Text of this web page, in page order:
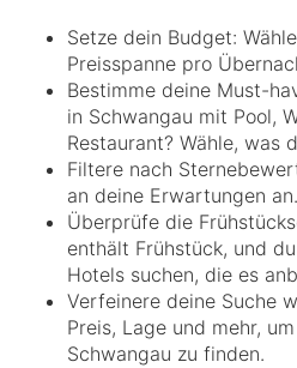
Setze dein Budget:
Preisspanne pro
Bestimme deine Must-
in Schwangau mit Pool,
Restaurant? Wähle, was
Filtere nach
an deine Erwartungen an.
Überprüfe die
enthält Frühstück, und
Hotels suchen, die es
Verfeinere deine Suche
Preis, Lage und mehr,
Schwangau zu finden.